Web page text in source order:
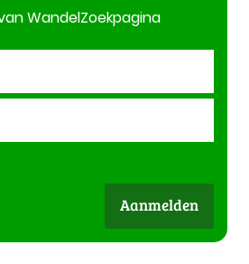
WandelZoekpagina
Aanmelden